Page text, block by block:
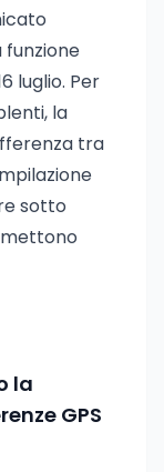
luglio. Per
la
tra
sotto
la
GPS